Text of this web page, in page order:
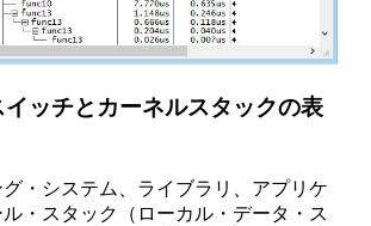
ッチとカーネルスタックの表
・システム、ライブラリ、アプリケ
・スタック（ローカル・データ・ス